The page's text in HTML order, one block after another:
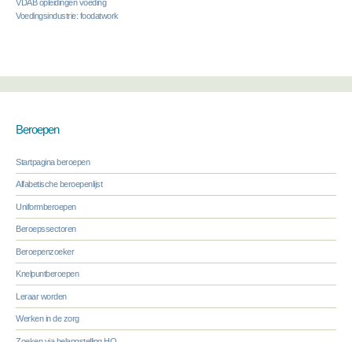
VDAB opleidingen voeding
Voedingsindustrie: foodatwork
Beroepen
Startpagina beroepen
Alfabetische beroepenlijst
Uniformberoepen
Beroepssectoren
Beroepenzoeker
Knelpuntberoepen
Leraar worden
Werken in de zorg